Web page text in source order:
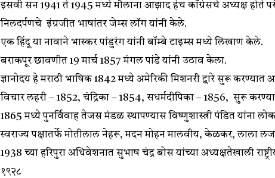
इसवी सन 1941 ते 1945 मध्ये मौलाना आझाद हेच काँग्रेसचे अध्यक्ष होते
निलदर्पणचे इंग्रजीत भाषांतर जेम्स लॉग यांनी केले.
एक हिंदू या नावाने भास्कर पांडुरंग यांनी बॉम्बे टाइम्स मध्ये लिखाण केले.
बराकपूर छावणीत 19 मार्च 1857 मंगल पांडे यांनी उठाव केला.
ज्ञानोदय हे मराठी भाषिक 1842 मध्ये अमेरिकी मिशनरी द्वारे सुरू करण्यात
विचार लहरी – 1852, चंद्रिका – 1854, सधर्मदीपिका – 1856, सुरू
1865 मध्ये पुनर्विवाह तेजस मंडळ स्थापण्यास विष्णुशास्त्री पंडित यांना
स्वराज्य पक्षातर्फे मोतीलाल नेहरू, मदन मोहन मालवीय, केळकर, लाला
1938 च्या हरिपुरा अधिवेशनात सुभाष चंद्र बोस यांच्या अध्यक्षतेखाली
१९२८